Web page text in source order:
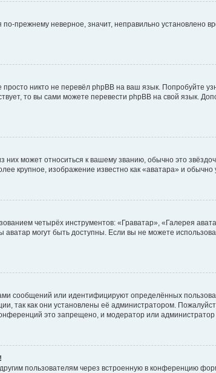
прежнему неверное, значит, неправильно установлено
никто не перевёл phpBB на ваш язык. Попробуйте
то вы сами можете перевести phpBB на свой язык.
может относиться к вашему званию, обычно это
крупное, изображение известно как «аватара» и обычно
четырёх инструментов: «Граватар», «Галерея
могут быть доступны. Если вы не можете
сообщений или идентифицируют определённых
так как они установлены её администратором.
это запрещено, и модератор или
пользователям через встроенную в конференцию